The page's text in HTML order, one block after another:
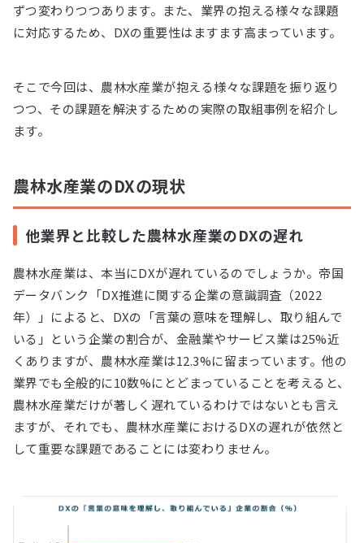
ずつ変わりつつあります。また、業界の抱える様々な課題
に対応するため、DXの重要性はますます高まっています。
そこで今回は、農林水産業が抱える様々な課題を振り返り
つつ、その課題を解決するための実際の取組事例を紹介し
ます。
農林水産業のDXの現状
他業界と比較した農林水産業のDXの遅れ
農林水産業は、本当にDXが遅れているのでしょうか。帝国
データバンク「DX推進に関する企業の意識調査（2022
年）」によると、DXの「言葉の意味を理解し、取り組んで
いる」という企業の割合が、金融業やサービス業は25%近
くありますが、農林水産業は12.3%に留まっています。他の
業界でも全般的に10数%にとどまっていることを考えると、
農林水産業だけが著しく遅れているわけではないとも言え
ますが、それでも、農林水産業におけるDXの遅れが依然と
して重要な課題であることには変わりません。